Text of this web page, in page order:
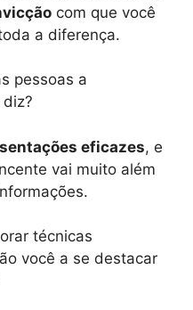
com que você
a diferença.
pessoas a
eficazes, e
vai muito além
técnicas
você a se destacar